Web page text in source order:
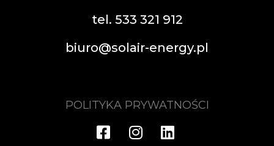
tel. 533 321 912
biuro@solair-energy.pl
POLITYKA PRYWATNOŚCI